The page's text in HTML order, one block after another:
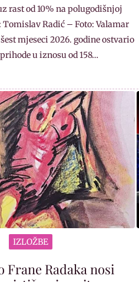
rast od 10% na polugodišnjoj
Radić – Foto: Valamar
mjeseci 2026. godine ostvario
u iznosu od 158…
IZLOŽBE
Frane Radaka nosi